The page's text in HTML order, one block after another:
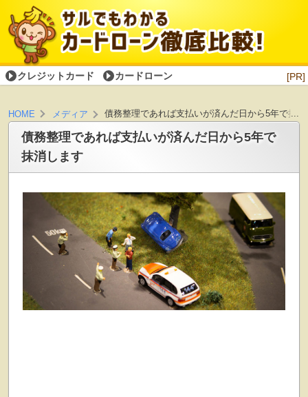
[PR]
クレジットカード カードローン
HOME メディア 債務整理であれば支払いが済んだ日から5年で抹
債務整理であれば支払いが済んだ日から5年で
抹消します